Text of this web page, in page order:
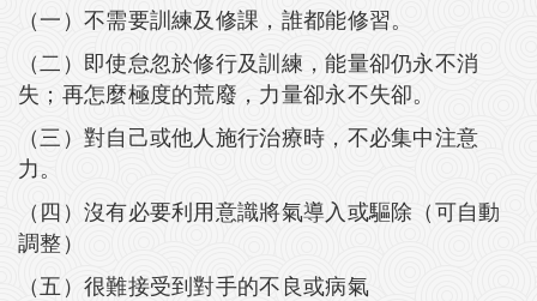
（一）不需要訓練及修課，誰都能修習。
（二）即使怠忽於修行及訓練，能量卻仍永不消
失；再怎麼極度的荒廢，力量卻永不失卻。
（三）對自己或他人施行治療時，不必集中注意
力。
（四）沒有必要利用意識將氣導入或驅除（可自動
調整）
（五）很難接受到對手的不良或病氣